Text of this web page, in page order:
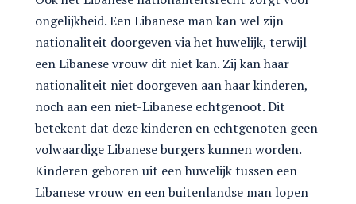
ongelijkheid. Een Libanese man kan wel zijn
nationaliteit doorgeven via het huwelijk, terwijl
een Libanese vrouw dit niet kan. Zij kan haar
nationaliteit niet doorgeven aan haar kinderen,
noch aan een niet-Libanese echtgenoot. Dit
betekent dat deze kinderen en echtgenoten geen
volwaardige Libanese burgers kunnen worden.
Kinderen geboren uit een huwelijk tussen een
Libanese vrouw en een buitenlandse man lopen